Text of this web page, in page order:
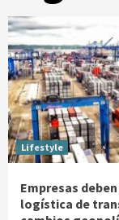
Lifestyle
Empresas
logística de